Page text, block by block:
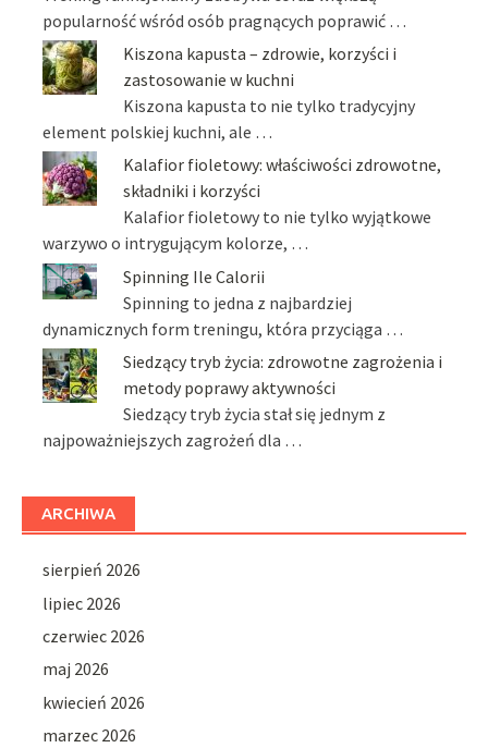
popularność wśród osób pragnących poprawić …
Kiszona kapusta – zdrowie, korzyści i
zastosowanie w kuchni
Kiszona kapusta to nie tylko tradycyjny
element polskiej kuchni, ale …
Kalafior fioletowy: właściwości zdrowotne,
składniki i korzyści
Kalafior fioletowy to nie tylko wyjątkowe
warzywo o intrygującym kolorze, …
Spinning Ile Calorii
Spinning to jedna z najbardziej
dynamicznych form treningu, która przyciąga …
Siedzący tryb życia: zdrowotne zagrożenia i
metody poprawy aktywności
Siedzący tryb życia stał się jednym z
najpoważniejszych zagrożeń dla …
ARCHIWA
sierpień 2026
lipiec 2026
czerwiec 2026
maj 2026
kwiecień 2026
marzec 2026